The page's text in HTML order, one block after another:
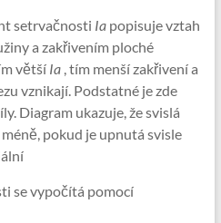
setrvačnosti Iapopisuje vztah
a zakřivením ploché
větší Ia, tím menší zakřivení a
vznikají. Podstatné je zde
Diagram ukazuje, že svislá
pokud je upnutá svisle
se vypočítá pomocí